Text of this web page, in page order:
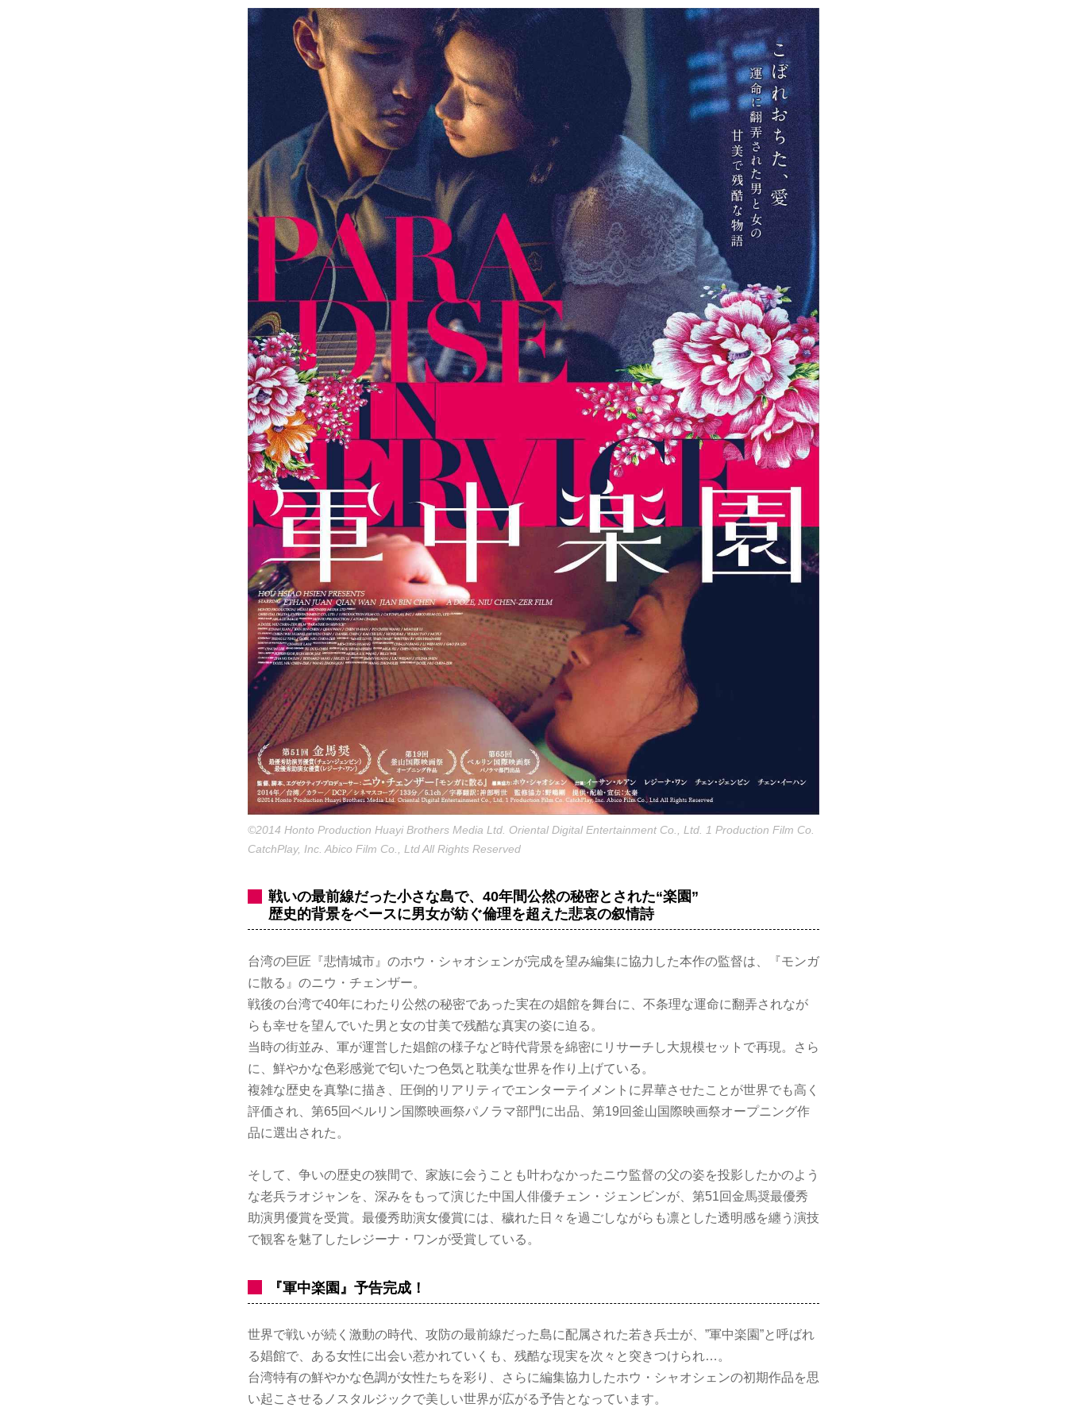
©2014 Honto Production Huayi Brothers Media Ltd. Oriental Digital Entertainment Co., Ltd. 1 Production Film Co.
CatchPlay, Inc. Abico Film Co., Ltd All Rights Reserved
戦いの最前線だった小さな島で、40年間公然の秘密とされた“楽園”
歴史的背景をベースに男女が紡ぐ倫理を超えた悲哀の叙情詩
台湾の巨匠『悲情城市』のホウ・シャオシェンが完成を望み編集に協力した本作の監督は、『モンガ
に散る』のニウ・チェンザー。
戦後の台湾で40年にわたり公然の秘密であった実在の娼館を舞台に、不条理な運命に翻弄されなが
らも幸せを望んでいた男と女の甘美で残酷な真実の姿に迫る。
当時の街並み、軍が運営した娼館の様子など時代背景を綿密にリサーチし大規模セットで再現。さら
に、鮮やかな色彩感覚で匂いたつ色気と耽美な世界を作り上げている。
複雑な歴史を真摯に描き、圧倒的リアリティでエンターテイメントに昇華させたことが世界でも高く
評価され、第65回ベルリン国際映画祭パノラマ部門に出品、第19回釜山国際映画祭オープニング作
品に選出された。
そして、争いの歴史の狭間で、家族に会うことも叶わなかったニウ監督の父の姿を投影したかのよう
な老兵ラオジャンを、深みをもって演じた中国人俳優チェン・ジェンビンが、第51回金馬奨最優秀
助演男優賞を受賞。最優秀助演女優賞には、穢れた日々を過ごしながらも凛とした透明感を纏う演技
で観客を魅了したレジーナ・ワンが受賞している。
『軍中楽園』予告完成！
世界で戦いが続く激動の時代、攻防の最前線だった島に配属された若き兵士が、”軍中楽園”と呼ばれ
る娼館で、ある女性に出会い惹かれていくも、残酷な現実を次々と突きつけられ…。
台湾特有の鮮やかな色調が女性たちを彩り、さらに編集協力したホウ・シャオシェンの初期作品を思
い起こさせるノスタルジックで美しい世界が広がる予告となっています。